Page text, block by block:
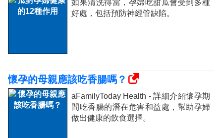
如果清洗得當，孕婦吃甜瓜會受到多種
好處，包括預防神經管缺陷。
懷孕的母親應該吃香腸嗎？
aFamilyToday Health - 詳細介紹懷孕期
間吃香腸的潛在危害和益處，幫助孕婦
做出健康的飲食選擇。